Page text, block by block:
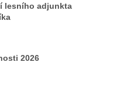
lesního adjunkta
2026